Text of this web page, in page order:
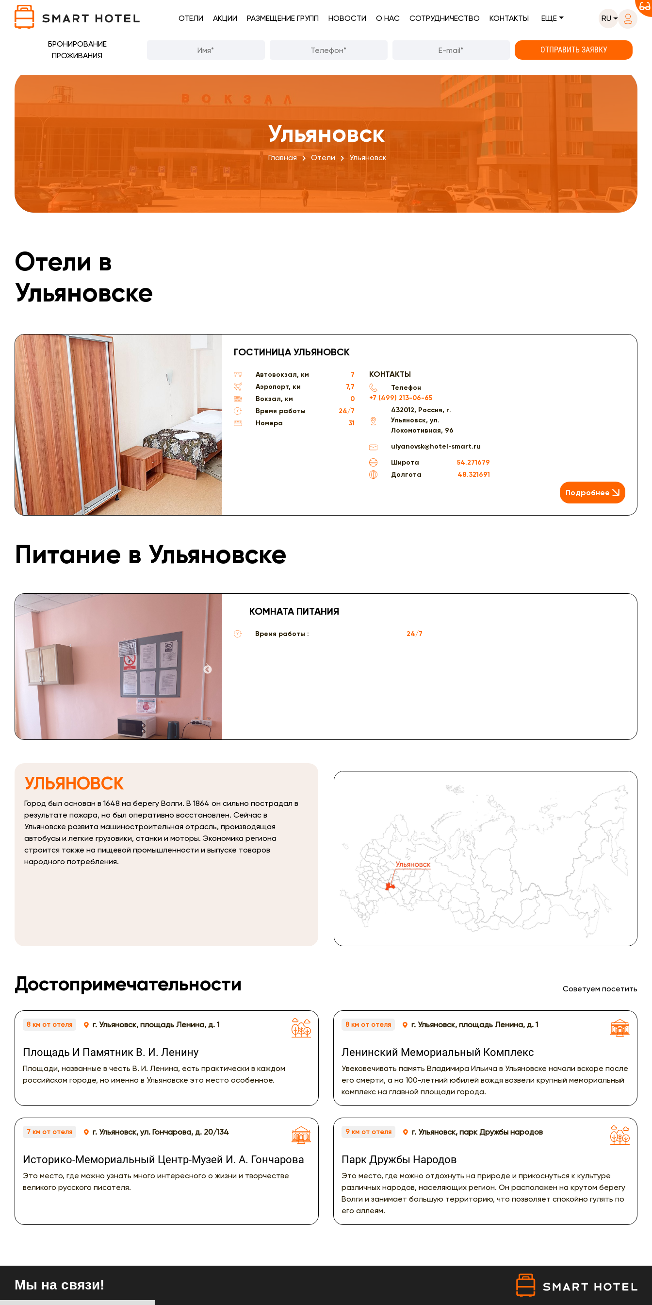
ОТЕЛИ АКЦИИ РАЗМЕЩЕНИЕ ГРУПП НОВОСТИ О НАС СОТРУДНИЧЕСТВО КОНТАКТЫ ЕЩЕ RU
БРОНИРОВАНИЕ
ПРОЖИВАНИЯ
Ульяновск
Главная Отели Ульяновск
Отели в
Ульяновске
ГОСТИНИЦА УЛЬЯНОВСК
Автовокзал, км
7
Аэропорт, км
7,7
Вокзал, км
0
Время работы
24/7
Номера
31
КОНТАКТЫ
Телефон
+7 (499) 213-06-65
432012, Россия, г.
Ульяновск, ул.
Локомотивная, 96
ulyanovsk@hotel-smart.ru
Широта
54.271679
Долгота
48.321691
Подробнее
Питание в Ульяновске
КОМНАТА ПИТАНИЯ
Время работы : 24/7
УЛЬЯНОВСК
Город был основан в 1648 на берегу Волги. В 1864 он сильно пострадал в
результате пожара, но был оперативно восстановлен. Сейчас в
Ульяновске развита машиностроительная отрасль, производящая
автобусы и легкие грузовики, станки и моторы. Экономика региона
строится также на пищевой промышленности и выпуске товаров
народного потребления.
Достопримечательности Советуем посетить
8 км от отеля г. Ульяновск, площадь Ленина, д. 1
Площадь И Памятник В. И. Ленину
Площади, названные в честь В. И. Ленина, есть практически в каждом
российском городе, но именно в Ульяновске это место особенное.
8 км от отеля г. Ульяновск, площадь Ленина, д. 1
Ленинский Мемориальный Комплекс
Увековечивать память Владимира Ильича в Ульяновске начали вскоре после
его смерти, а на 100-летний юбилей вождя возвели крупный мемориальный
комплекс на главной площади города.
7 км от отеля г. Ульяновск, ул. Гончарова, д. 20/134
Историко-Мемориальный Центр-Музей И. А. Гончарова
Это место, где можно узнать много интересного о жизни и творчестве
великого русского писателя.
9 км от отеля г. Ульяновск, парк Дружбы народов
Парк Дружбы Народов
Это место, где можно отдохнуть на природе и прикоснуться к культуре
различных народов, населяющих регион. Он расположен на крутом берегу
Волги и занимает большую территорию, что позволяет спокойно гулять по
его аллеям.
Мы на связи!